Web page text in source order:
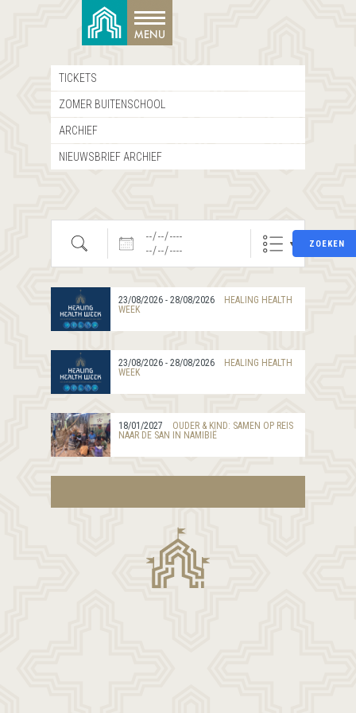
TICKETS
ZOMER BUITENSCHOOL
ARCHIEF
NIEUWSBRIEF ARCHIEF
Zoeken Datums ZOEKEN
23/08/2026 - 28/08/2026
HEALING HEALTH
WEEK
23/08/2026 - 28/08/2026
HEALING HEALTH
WEEK
18/01/2027
OUDER & KIND: SAMEN OP REIS
NAAR DE SAN IN NAMIBIË